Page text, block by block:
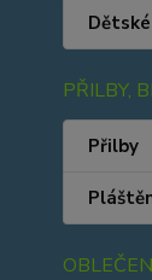
PŘILBY,
Přilby